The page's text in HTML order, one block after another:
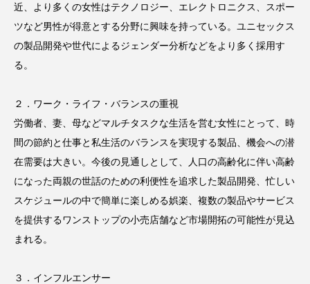
TikTok アスタキサンチン
インタビュー インナービューティー 冷え
インナービューティーアワード2025受賞商品
ウェアラブルデバイス ウェルネス
ウェルビーイング エイジングケア
近、より多くの女性はテクノロジー、エレクトロニクス、スポー
ツなど男性が得意とする分野に興味を持っている。ユニセックス
の製品開発や世代によるジェンダー分析などをより多く採用す
る。
２．ワーク・ライフ・バランスの重視
労働者、妻、母などマルチタスクな生活を営む女性にとって、時
間の節約と仕事と私生活のバランスを実現する製品、機会への潜
在需要は大きい。今後の見通しとして、人口の高齢化に伴い高齢
になった両親の世話のための利便性を追求した製品開発、忙しい
スケジュールの中で簡単に楽しめる娯楽、複数の製品やサービス
を提供するワンストップの小売店舗など市場開拓の可能性が見込
まれる。
３．インフルエンサー